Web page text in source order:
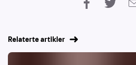
Relaterte artikler